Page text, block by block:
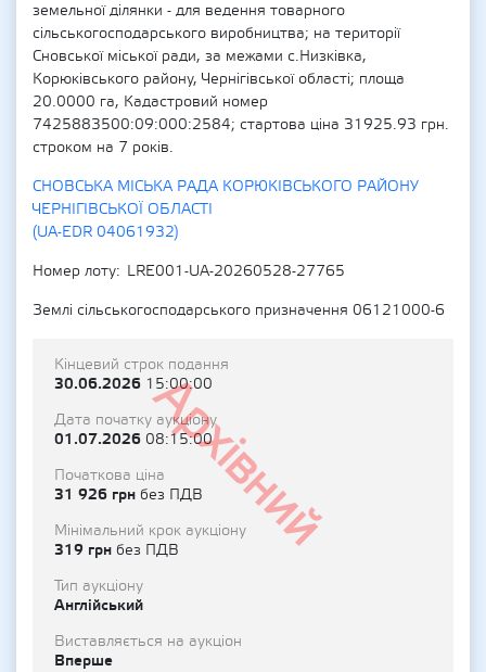
земельної ділянки - для ведення товарного
сільськогосподарського виробництва; на території
Сновської міської ради, за межами с.Низківка,
Корюківського району, Чернігівської області; площа
20.0000 га, Кадастровий номер
7425883500:09:000:2584; стартова ціна 31925.93 грн.
строком на 7 років.
СНОВСЬКА МІСЬКА РАДА КОРЮКІВСЬКОГО РАЙОНУ
ЧЕРНІГІВСЬКОЇ ОБЛАСТІ
(UA-EDR 04061932)
Номер лоту
LRE001-UA-20260528-27765
Землі сільськогосподарського призначення 06121000-6
Архівний
Кінцевий строк подання
30.06.2026 15:00:00
Дата початку аукціону
01.07.2026 08:15:00
Початкова ціна
31 926 грн без ПДВ
Мінімальний крок аукціону
319 грн без ПДВ
Тип аукціону
Англійський
Виставляється на аукціон
Вперше